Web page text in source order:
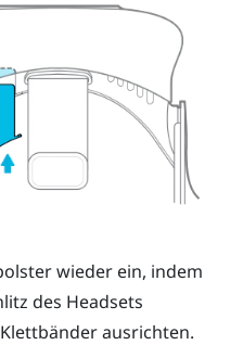
wieder ein, indem
des Headsets
ausrichten.